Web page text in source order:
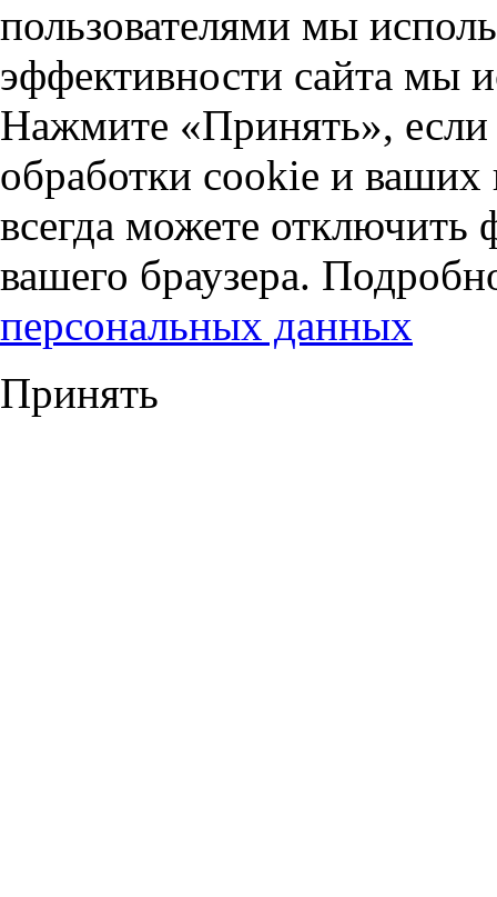
пользователями мы
эффективности сайта мы
Нажмите «Принять», если
обработки cookie и
всегда можете отключить
вашего браузера.
персональных данных
Принять